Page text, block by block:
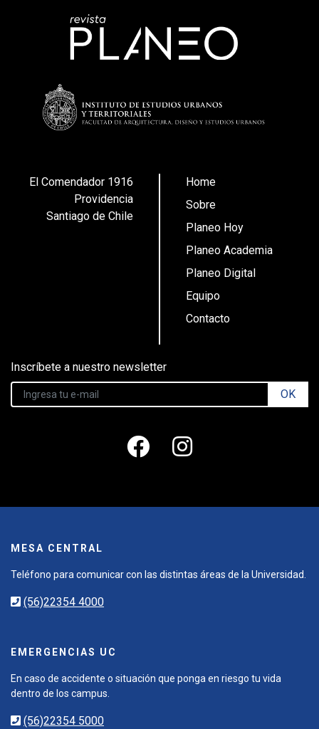
El Comendador 1916
Providencia
Santiago de Chile
Home
Sobre
Planeo Hoy
Planeo Academia
Planeo Digital
Equipo
Contacto
Inscríbete a nuestro newsletter
OK
MESA CENTRAL
Teléfono para comunicar con las distintas áreas de la Universidad.
(56)22354 4000
EMERGENCIAS UC
En caso de accidente o situación que ponga en riesgo tu vida
dentro de los campus.
(56)22354 5000